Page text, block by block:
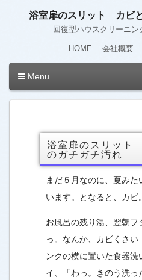
浴室扉のスリット カビ
回復型ハウスクリーニン
HOME 会社概要
Menu
浴室扉のスリット
のガチガチ汚れ
まだ５月なのに、夏みた
います。となると、カビ
お風呂の残り湯、翌朝フ
っ。なんか、カビくさい
ンクの横に置いた食器洗
イ、「わっ。きのう洗っ